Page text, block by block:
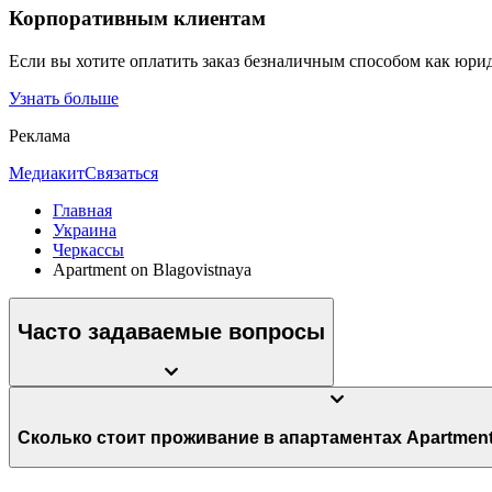
Корпоративным клиентам
Если вы хотите оплатить заказ безналичным способом как
Узнать больше
Реклама
МедиакитСвязаться
Главная
Украина
Черкассы
Apartment on Blagovistnaya
Часто задаваемые вопросы
Сколько стоит проживание в